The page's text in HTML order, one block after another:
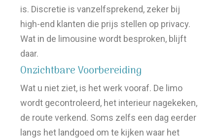
is. Discretie is vanzelfsprekend, zeker bij
high-end klanten die prijs stellen op privacy.
Wat in de limousine wordt besproken, blijft
daar.
Onzichtbare Voorbereiding
Wat u niet ziet, is het werk vooraf. De limo
wordt gecontroleerd, het interieur nagekeken,
de route verkend. Soms zelfs een dag eerder
langs het landgoed om te kijken waar het